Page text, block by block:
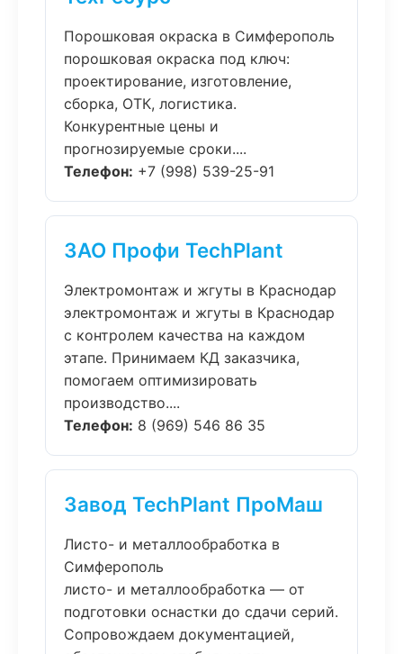
Порошковая окраска в Симферополь
порошковая окраска под ключ:
проектирование, изготовление,
сборка, ОТК, логистика.
Конкурентные цены и
прогнозируемые сроки....
Телефон: +7 (998) 539-25-91
ЗАО Профи TechPlant
Электромонтаж и жгуты в Краснодар
электромонтаж и жгуты в Краснодар
с контролем качества на каждом
этапе. Принимаем КД заказчика,
помогаем оптимизировать
производство....
Телефон: 8 (969) 546 86 35
Завод TechPlant ПроМаш
Листо- и металлообработка в
Симферополь
листо- и металлообработка — от
подготовки оснастки до сдачи серий.
Сопровождаем документацией,